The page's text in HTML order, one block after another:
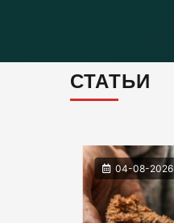
СТАТЬИ
04-08-2026